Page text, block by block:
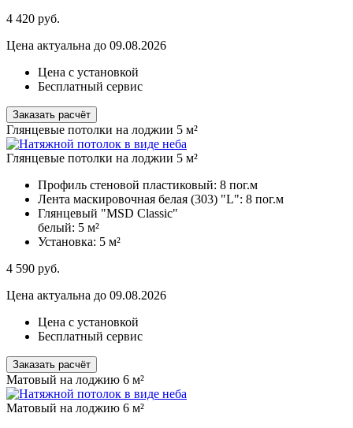
4 420 руб.
Цена актуальна до 09.08.2026
Цена с установкой
Бесплатный сервис
Заказать расчёт
Глянцевые потолки на лоджии 5 м²
Глянцевые потолки на лоджии 5 м²
Профиль стеновой пластиковый: 8 пог.м
Лента маскировочная белая (303) "L": 8 пог.м
Глянцевый "MSD Classic"
белый: 5 м²
Установка: 5 м²
4 590 руб.
Цена актуальна до 09.08.2026
Цена с установкой
Бесплатный сервис
Заказать расчёт
Матовый на лоджию 6 м²
Матовый на лоджию 6 м²